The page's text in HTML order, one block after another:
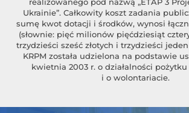
Ukrainie”. Całkowity koszt zadania
sumę kwot dotacji i środków, wynosi
(słownie: pięć milionów pięćdziesiąt
trzydzieści sześć złotych i trzydzieści
KRPM została udzielona na podstawie
kwietnia 2003 r. o działalności
i o wolontariacie.